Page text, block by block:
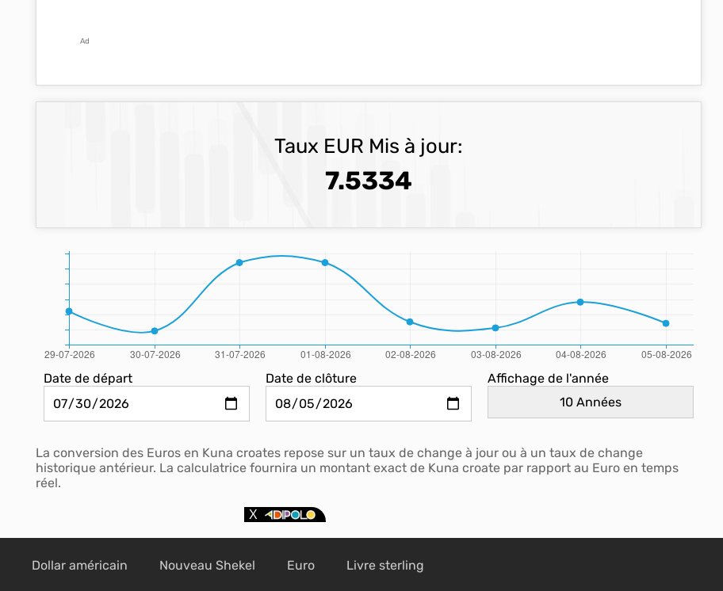
Ad
Taux EUR Mis à jour:
7.5334
Date de départ Date de clôture Affichage de l'année
La conversion des Euros en Kuna croates repose sur un taux de change à jour ou à un taux de change
historique antérieur. La calculatrice fournira un montant exact de Kuna croate par rapport au Euro en temps
réel.
Dollar américain Nouveau Shekel Euro Livre sterling